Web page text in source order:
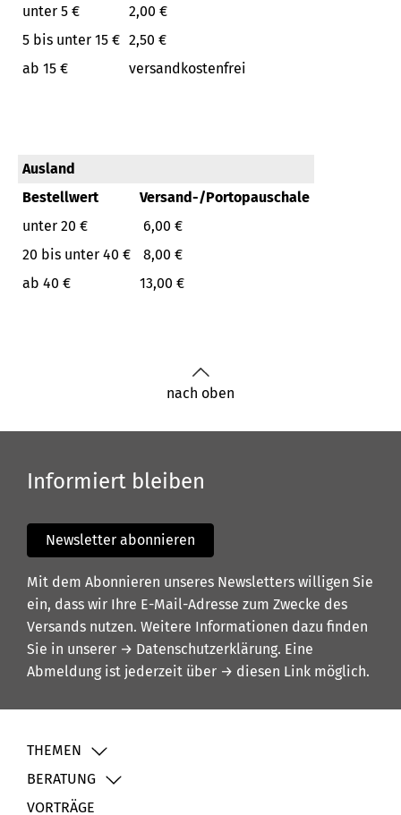
unter 5 €
2,00 €
5 bis unter 15 € 2,50 €
ab 15 €
versandkostenfrei
Ausland
Bestellwert
Versand-/Portopauschale
unter 20 €
6,00 €
20 bis unter 40 €
8,00 €
ab 40 €
13,00 €
nach oben
Informiert bleiben
Newsletter abonnieren
Mit dem Abonnieren unseres Newsletters willigen Sie
ein, dass wir Ihre E-Mail-Adresse zum Zwecke des
Versands nutzen. Weitere Informationen dazu finden
Sie in unserer → Datenschutzerklärung. Eine
Abmeldung ist jederzeit über → diesen Link möglich.
THEMEN
BERATUNG
VORTRÄGE